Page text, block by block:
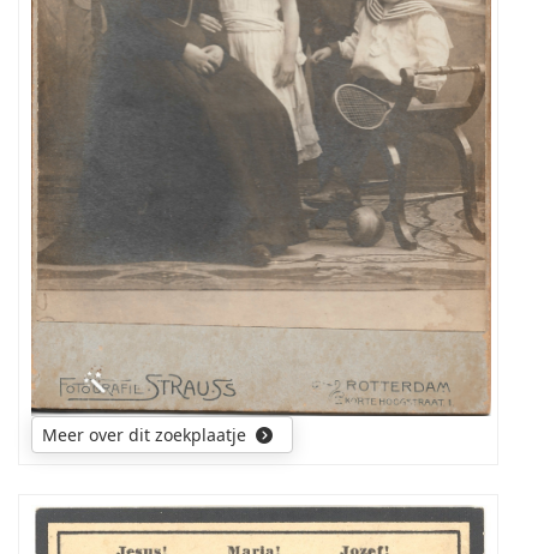
foto?
Meer over dit zoekplaatje